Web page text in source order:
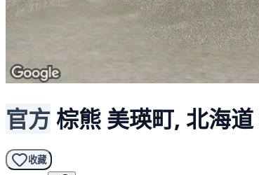
官方棕熊 美瑛町, 北海道
收藏